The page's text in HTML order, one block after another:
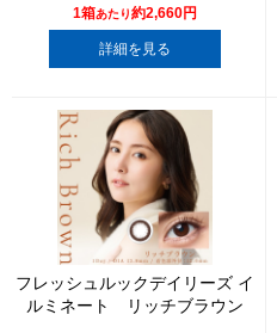
1箱あたり約2,660円
詳細を見る
フレッシュルックデイリーズ イ
ルミネート リッチブラウン